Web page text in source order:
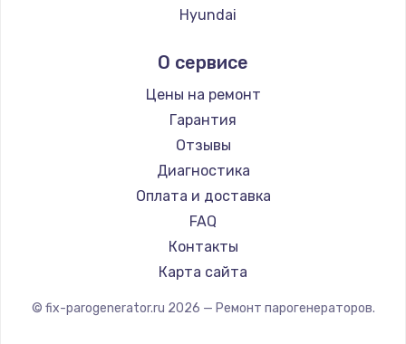
Hyundai
DELTA
Silter
Chayka
Beko
Vivitek
RED solution
О сервисе
Цены на ремонт
Гарантия
Отзывы
Диагностика
Оплата и доставка
FAQ
Контакты
Карта сайта
© fix-parogenerator.ru 2026 — Ремонт парогенераторов.